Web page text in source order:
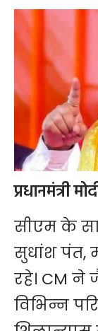
प्रधानमंत्री
सीएम के
सुधांश पंत,
रहे। CM
विभिन्न